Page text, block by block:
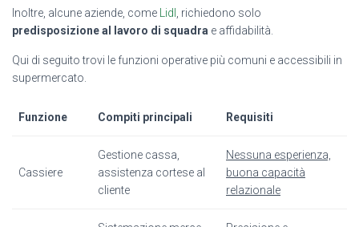
Inoltre, alcune aziende, come Lidl
, richiedono solo
predisposizione al lavoro di squadra e affidabilità.
Qui di seguito trovi le funzioni operative più comuni e accessibili in
supermercato.
Funzione Compiti principali Requisiti
Cassiere
Gestione cassa,
assistenza cortese al
cliente
Nessuna esperienza,
buona capacità
relazionale